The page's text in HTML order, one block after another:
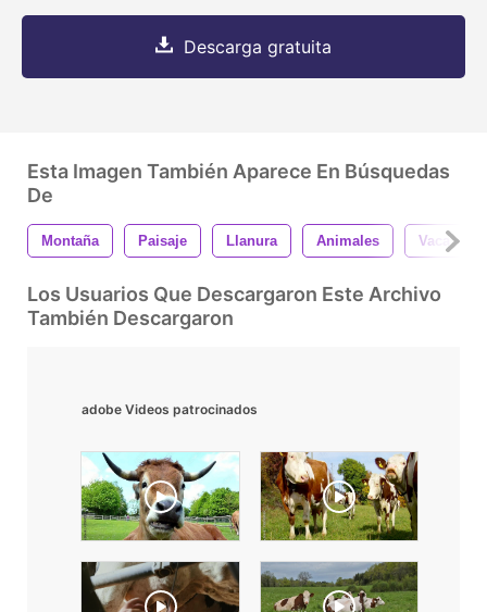
Descarga gratuita
Esta Imagen También Aparece En Búsquedas
De
Montaña Paisaje Llanura Animales Vaca
Los Usuarios Que Descargaron Este Archivo
También Descargaron
adobe Videos patrocinados